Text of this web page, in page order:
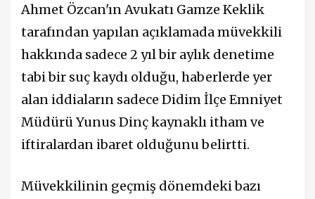
Ahmet Özcan'ın Avukatı Gamze Keklik
tarafından yapılan açıklamada müvekkili
hakkında sadece 2 yıl bir aylık denetime
tabi bir suç kaydı olduğu, haberlerde yer
alan iddiaların sadece Didim İlçe Emniyet
Müdürü Yunus Dinç kaynaklı itham ve
iftiralardan ibaret olduğunu belirtti.
Müvekkilinin geçmiş dönemdeki bazı